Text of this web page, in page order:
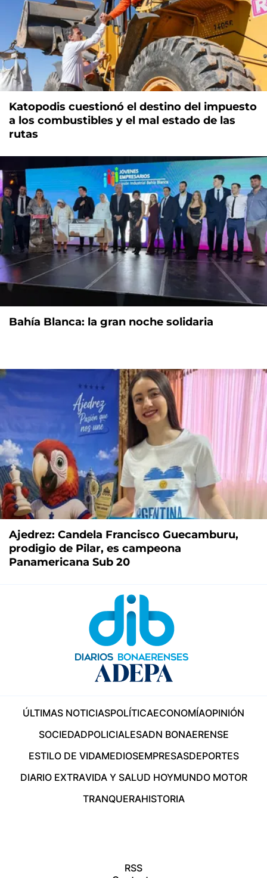
Katopodis cuestionó el destino del impuesto
a los combustibles y el mal estado de las
rutas
Bahía Blanca: la gran noche solidaria
Ajedrez: Candela Francisco Guecamburu,
prodigio de Pilar, es campeona
Panamericana Sub 20
ÚLTIMAS NOTICIASPOLÍTICAECONOMÍAOPINIÓN
SOCIEDADPOLICIALESADN BONAERENSE
ESTILO DE VIDAMEDIOSEMPRESASDEPORTES
DIARIO EXTRAVIDA Y SALUD HOYMUNDO MOTOR
TRANQUERAHISTORIA
RSS